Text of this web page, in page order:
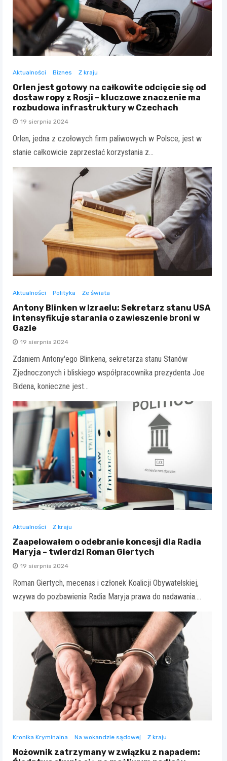
Aktualności Biznes Z kraju
Orlen jest gotowy na całkowite odcięcie się od
dostaw ropy z Rosji – kluczowe znaczenie ma
rozbudowa infrastruktury w Czechach
19 sierpnia 2024
Orlen, jedna z czołowych firm paliwowych w Polsce, jest w
stanie całkowicie zaprzestać korzystania z…
Aktualności Polityka Ze świata
Antony Blinken w Izraelu: Sekretarz stanu USA
intensyfikuje starania o zawieszenie broni w
Gazie
19 sierpnia 2024
Zdaniem Antony'ego Blinkena, sekretarza stanu Stanów
Zjednoczonych i bliskiego współpracownika prezydenta Joe
Bidena, konieczne jest…
Aktualności Z kraju
Zaapelowałem o odebranie koncesji dla Radia
Maryja – twierdzi Roman Giertych
19 sierpnia 2024
Roman Giertych, mecenas i członek Koalicji Obywatelskiej,
wzywa do pozbawienia Radia Maryja prawa do nadawania.…
Kronika Kryminalna Na wokandzie sądowej Z kraju
Nożownik zatrzymany w związku z napadem: